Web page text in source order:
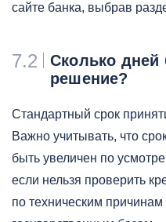
сайте банка, выбрав
7.2
Сколько дней
решение?
Стандартный срок
Важно учитывать, что
быть увеличен по
если нельзя проверить
по техническим